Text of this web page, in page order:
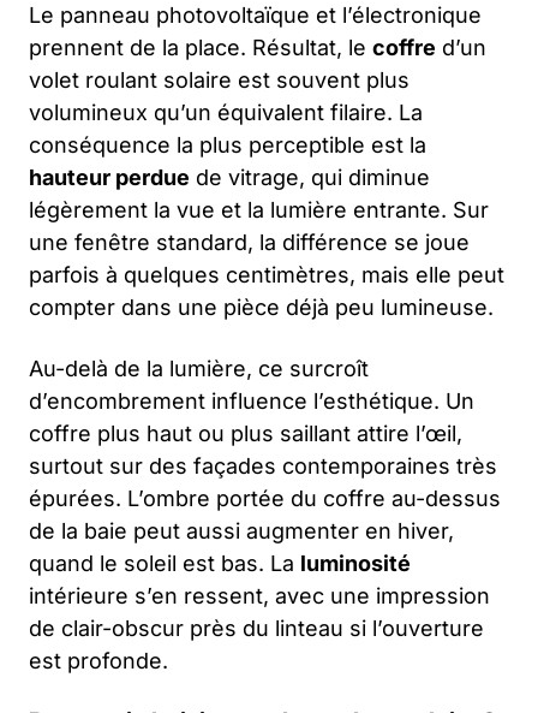
Le panneau photovoltaïque et l’électronique
prennent de la place. Résultat, le coffre d’un
volet roulant solaire est souvent plus
volumineux qu’un équivalent filaire. La
conséquence la plus perceptible est la
hauteur perdue de vitrage, qui diminue
légèrement la vue et la lumière entrante. Sur
une fenêtre standard, la différence se joue
parfois à quelques centimètres, mais elle peut
compter dans une pièce déjà peu lumineuse.
Au-delà de la lumière, ce surcroît
d’encombrement influence l’esthétique. Un
coffre plus haut ou plus saillant attire l’œil,
surtout sur des façades contemporaines très
épurées. L’ombre portée du coffre au-dessus
de la baie peut aussi augmenter en hiver,
quand le soleil est bas. La luminosité
intérieure s’en ressent, avec une impression
de clair-obscur près du linteau si l’ouverture
est profonde.